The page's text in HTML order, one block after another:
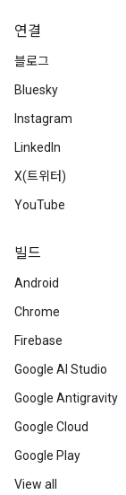
연결
블로그
Bluesky
Instagram
LinkedIn
X(트위터)
YouTube
빌드
Android
Chrome
Firebase
Google AI Studio
Google Antigravity
Google Cloud
Google Play
View all